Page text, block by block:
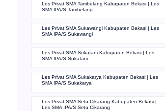
Les Privat SMA Tambelang Kabupaten Bekasi | Les
SMA IPA/S Tambelang
Les Privat SMA Sukawangi Kabupaten Bekasi | Les
SMA IPA/S Sukawangi
Les Privat SMA Sukatani Kabupaten Bekasi | Les
SMA IPA/S Sukatani
Les Privat SMA Sukakarya Kabupaten Bekasi | Les
SMA IPA/S Sukakarya
Les Privat SMA Setu Cikarang Kabupaten Bekasi |
Les SMA IPA/S Setu Cikarang